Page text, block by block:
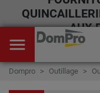
AUX
menu
Dompro Outillage